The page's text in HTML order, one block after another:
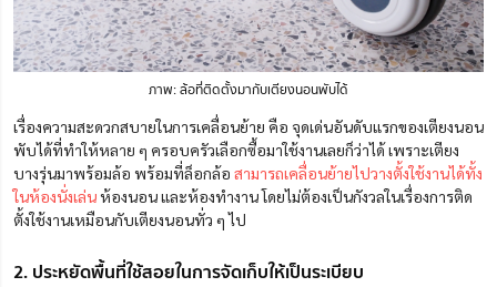
ภาพ: ล้อที่ติดตั้งมากับเตียงนอนพับได้
เรื่องความสะดวกสบายในการเคลื่อนย้าย คือ จุดเด่นอันดับแรกของเตียงนอน
พับได้ที่ทำให้หลาย ๆ ครอบครัวเลือกซื้อมาใช้งานเลยก็ว่าได้ เพราะเตียง
บางรุ่นมาพร้อมล้อ พร้อมที่ล็อกล้อ สามารถเคลื่อนย้ายไปวางตั้งใช้งานได้ทั้ง
ในห้องนั่งเล่นห้องนอน และห้องทำงาน โดยไม่ต้องเป็นกังวลในเรื่องการติด
ตั้งใช้งานเหมือนกับเตียงนอนทั่ว ๆ ไป
2. ประหยัดพื้นที่ใช้สอยในการจัดเก็บให้เป็นระเบียบ